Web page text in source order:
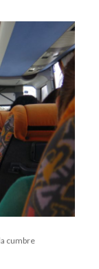
cumbre